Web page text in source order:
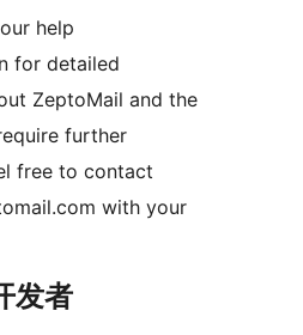
help
for detailed
ZeptoMail and the
further
free to contact
with your
发者